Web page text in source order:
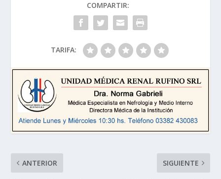
COMPARTIR:
TARIFA:
ANTERIOR SIGUIENTE